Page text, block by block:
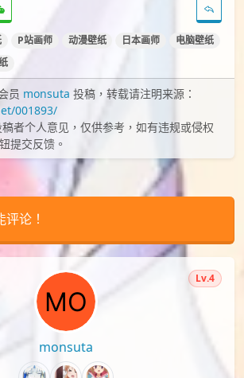
P站画师 动漫壁纸 日本画师
电脑壁纸
员 monsuta 投稿，转载请注明来源：
001893/
者个人意见，仅供参考，如有违规或侵权
提交反馈。
评论！
monsuta
Lv.4